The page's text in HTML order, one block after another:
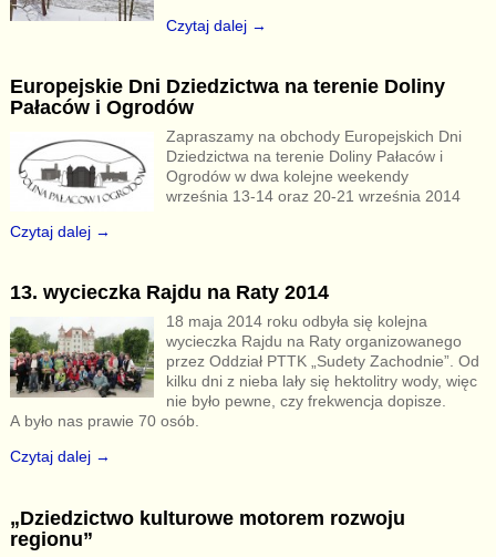
Czytaj dalej →
Europejskie Dni Dziedzictwa na terenie Doliny
Pałaców i Ogrodów
Zapraszamy na obchody Europejskich Dni
Dziedzictwa na terenie Doliny Pałaców i
Ogrodów w dwa kolejne weekendy
września 13-14 oraz 20-21 września 2014
Czytaj dalej →
13. wycieczka Rajdu na Raty 2014
18 maja 2014 roku odbyła się kolejna
wycieczka Rajdu na Raty organizowanego
przez Oddział PTTK „Sudety Zachodnie”. Od
kilku dni z nieba lały się hektolitry wody, więc
nie było pewne, czy frekwencja dopisze.
A było nas prawie 70 osób.
Czytaj dalej →
„Dziedzictwo kulturowe motorem rozwoju
regionu”